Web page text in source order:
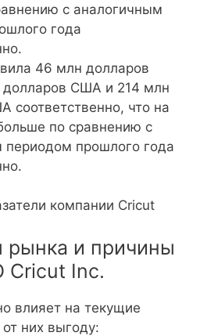
с аналогичным
года
46 млн долларов
США и 214 млн
соответственно, что на
по сравнению с
периодом прошлого года
рынка и причины
Cricut Inc.
влияет на текущие
них выгоду: